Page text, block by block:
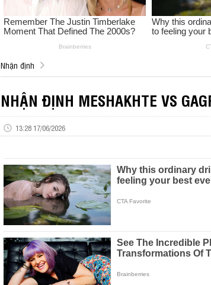
Nhận định
NHẬN ĐỊNH MESHAKHTE VS
13:28 17/06/2026